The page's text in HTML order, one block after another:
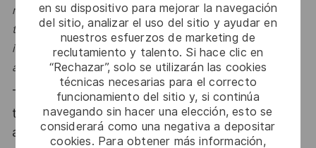
en su dispositivo para mejorar la navegación
del sitio, analizar el uso del sitio y ayudar en
nuestros esfuerzos de marketing de
reclutamiento y talento. Si hace clic en
“Rechazar”, solo se utilizarán las cookies
técnicas necesarias para el correcto
funcionamiento del sitio y, si continúa
navegando sin hacer una elección, esto se
considerará como una negativa a depositar
cookies. Para obtener más información,
métiers et experts. Si vous aimez relever des défis
techniques complexes, construire des solutions
innovantes et participer à des programmes spatiaux
ambitieux, nous serons ravis d’échanger avec vous. »
Thales, entreprise Handi-Engagée, reconnait
tous les talents. La diversité est notre meilleur
atout. Postulez et rejoignez nous !